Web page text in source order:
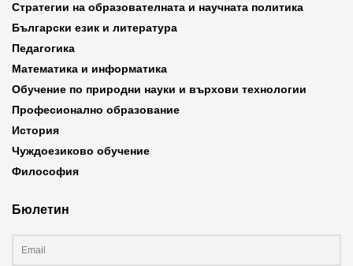
Стратегии на образователната и научната политика
Български език и литература
Педагогика
Математика и информатика
Обучение по природни науки и върхови технологии
Професионално образование
История
Чуждоезиково обучение
Философия
Бюлетин